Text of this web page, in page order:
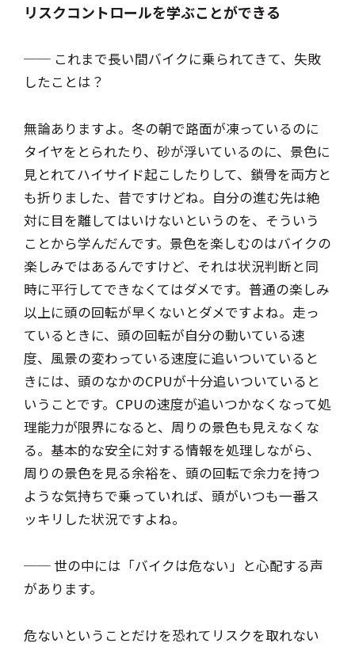
リスクコントロールを学ぶことができる
── これまで長い間バイクに乗られてきて、失敗
したことは？
無論ありますよ。冬の朝で路面が凍っているのに
タイヤをとられたり、砂が浮いているのに、景色に
見とれてハイサイド起こしたりして、鎖骨を両方と
も折りました、昔ですけどね。自分の進む先は絶
対に目を離してはいけないというのを、そういう
ことから学んだんです。景色を楽しむのはバイクの
楽しみではあるんですけど、それは状況判断と同
時に平行してできなくてはダメです。普通の楽しみ
以上に頭の回転が早くないとダメですよね。走っ
ているときに、頭の回転が自分の動いている速
度、風景の変わっている速度に追いついていると
きには、頭のなかのCPUが十分追いついていると
いうことです。CPUの速度が追いつかなくなって処
理能力が限界になると、周りの景色も見えなくな
る。基本的な安全に対する情報を処理しながら、
周りの景色を見る余裕を、頭の回転で余力を持つ
ような気持ちで乗っていれば、頭がいつも一番ス
ッキリした状況ですよね。
── 世の中には「バイクは危ない」と心配する声
があります。
危ないということだけを恐れてリスクを取れない